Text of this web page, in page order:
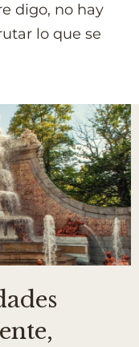
digo, no hay
lo que se